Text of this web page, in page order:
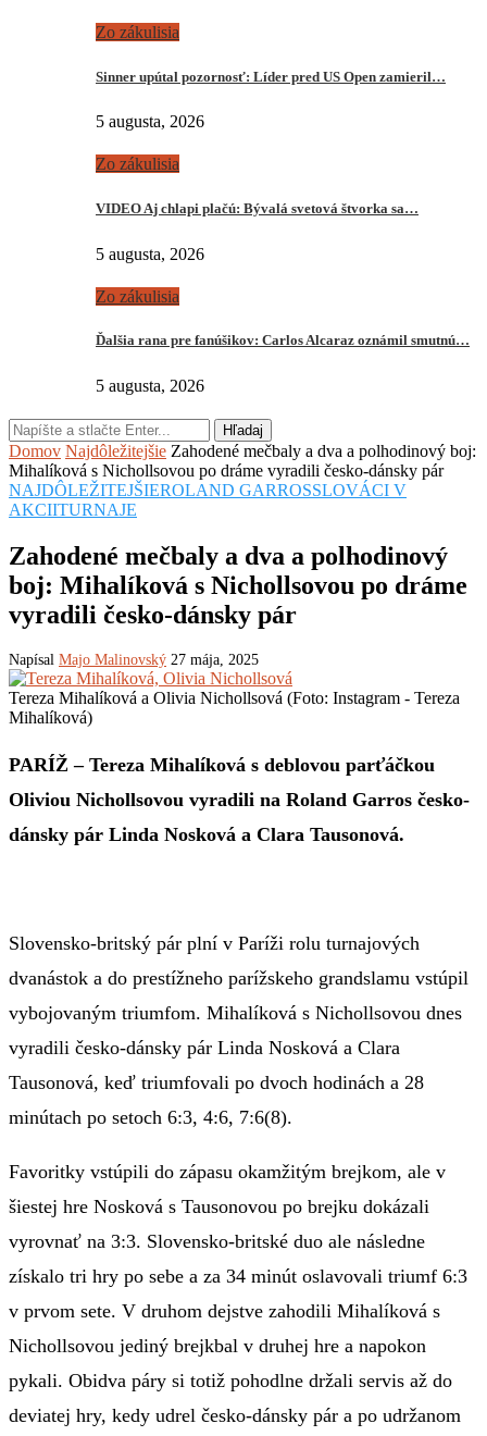
Zo zákulisia
Sinner upútal pozornosť: Líder pred US Open zamieril…
5 augusta, 2026
Zo zákulisia
VIDEO Aj chlapi plačú: Bývalá svetová štvorka sa…
5 augusta, 2026
Zo zákulisia
Ďalšia rana pre fanúšikov: Carlos Alcaraz oznámil smutnú…
5 augusta, 2026
Hľadaj
Domov Najdôležitejšie Zahodené mečbaly a dva a polhodinový boj:
Mihalíková s Nichollsovou po dráme vyradili česko-dánsky pár
NAJDÔLEŽITEJŠIEROLAND GARROSSLOVÁCI V
AKCIITURNAJE
Zahodené mečbaly a dva a polhodinový
boj: Mihalíková s Nichollsovou po dráme
vyradili česko-dánsky pár
Napísal Majo Malinovský 27 mája, 2025
Tereza Mihalíková a Olivia Nichollsová (Foto: Instagram - Tereza
Mihalíková)
PARÍŽ – Tereza Mihalíková s deblovou parťáčkou
Oliviou Nichollsovou vyradili na Roland Garros česko-
dánsky pár Linda Nosková a Clara Tausonová.
Slovensko-britský pár plní v Paríži rolu turnajových
dvanástok a do prestížneho parížskeho grandslamu vstúpil
vybojovaným triumfom. Mihalíková s Nichollsovou dnes
vyradili česko-dánsky pár Linda Nosková a Clara
Tausonová, keď triumfovali po dvoch hodinách a 28
minútach po setoch 6:3, 4:6, 7:6(8).
Favoritky vstúpili do zápasu okamžitým brejkom, ale v
šiestej hre Nosková s Tausonovou po brejku dokázali
vyrovnať na 3:3. Slovensko-britské duo ale následne
získalo tri hry po sebe a za 34 minút oslavovali triumf 6:3
v prvom sete. V druhom dejstve zahodili Mihalíková s
Nichollsovou jediný brejkbal v druhej hre a napokon
pykali. Obidva páry si totiž pohodlne držali servis až do
deviatej hry, kedy udrel česko-dánsky pár a po udržanom